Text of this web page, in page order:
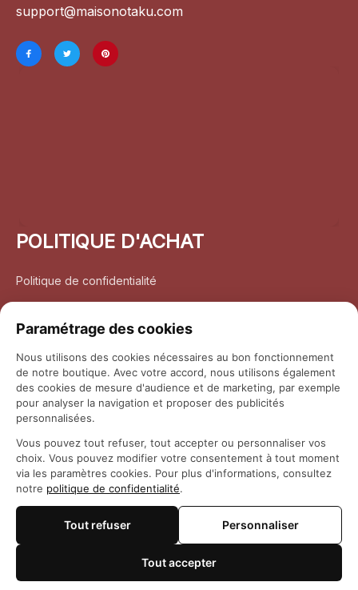
support@maisonotaku.com
POLITIQUE D'ACHAT
Politique de confidentialité
Politique de retour et remboursement
Coordonnées
Questions fréquemment posées
© 2026 Maison Otaku
Paramétrage des cookies
Nous utilisons des cookies nécessaires au bon fonctionnement
de notre boutique. Avec votre accord, nous utilisons également
des cookies de mesure d'audience et de marketing, par exemple
pour analyser la navigation et proposer des publicités
personnalisées.
Vous pouvez tout refuser, tout accepter ou personnaliser vos
choix. Vous pouvez modifier votre consentement à tout moment
via les paramètres cookies. Pour plus d'informations, consultez
notre politique de confidentialité.
Tout refuser Personnaliser
Tout accepter